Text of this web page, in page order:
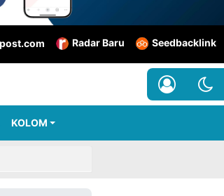
Radar Baru Seedbacklink
KOLOM